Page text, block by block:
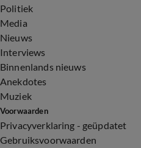
Politiek
Media
Nieuws
Interviews
Binnenlands nieuws
Anekdotes
Muziek
Voorwaarden
Privacyverklaring - geüpdatet
Gebruiksvoorwaarden